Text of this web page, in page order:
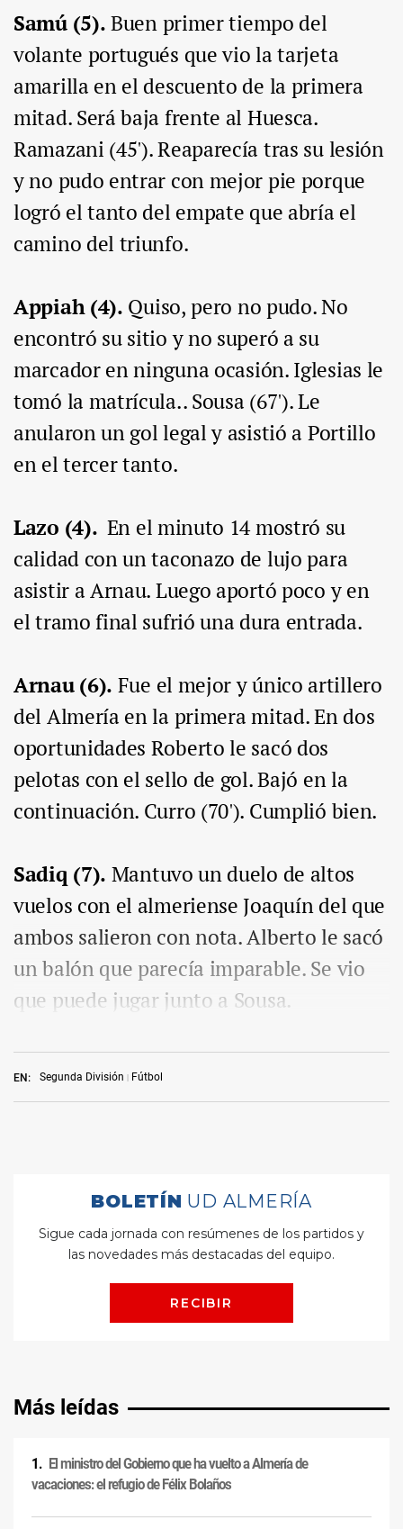
EN: Segunda División Fútbol
Samú (5).Buen primer tiempo del
volante portugués que vio la tarjeta
amarilla en el descuento de la primera
mitad. Será baja frente al Huesca.
Ramazani (45'). Reaparecía tras su lesión
y no pudo entrar con mejor pie porque
logró el tanto del empate que abría el
camino del triunfo.
Appiah (4). Quiso, pero no pudo. No
encontró su sitio y no superó a su
marcador en ninguna ocasión. Iglesias le
tomó la matrícula.. Sousa (67'). Le
anularon un gol legal y asistió a Portillo
en el tercer tanto.
Lazo (4). En el minuto 14 mostró su
calidad con un taconazo de lujo para
asistir a Arnau. Luego aportó poco y en
el tramo final sufrió una dura entrada.
Arnau (6). Fue el mejor y único artillero
del Almería en la primera mitad. En dos
oportunidades Roberto le sacó dos
pelotas con el sello de gol. Bajó en la
continuación. Curro (70'). Cumplió bien.
Sadiq (7). Mantuvo un duelo de altos
vuelos con el almeriense Joaquín del que
ambos salieron con nota. Alberto le sacó
un balón que parecía imparable. Se vio
que puede jugar junto a Sousa.
Más leídas
El ministro del Gobierno que ha vuelto a Almería de
vacaciones: el refugio de Félix Bolaños